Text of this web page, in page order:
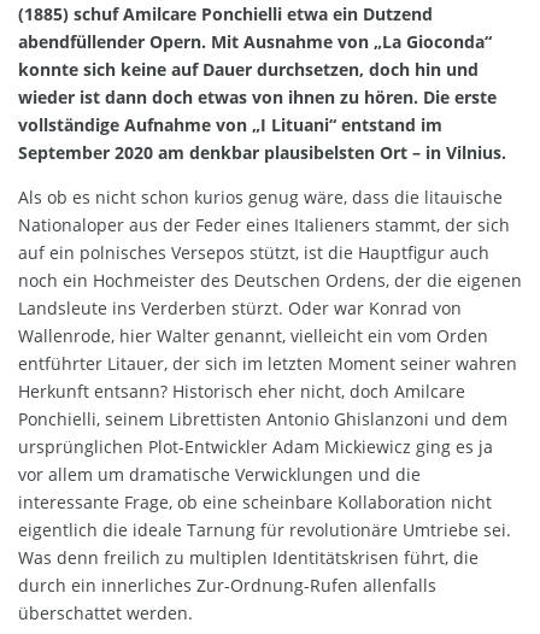
(1885) schuf Amilcare Ponchielli etwa ein Dutzend
abendfüllender Opern. Mit Ausnahme von „La Gioconda“
konnte sich keine auf Dauer durchsetzen, doch hin und
wieder ist dann doch etwas von ihnen zu hören. Die erste
vollständige Aufnahme von „I Lituani“ entstand im
September 2020 am denkbar plausibelsten Ort – in Vilnius.
Als ob es nicht schon kurios genug wäre, dass die litauische
Nationaloper aus der Feder eines Italieners stammt, der sich
auf ein polnisches Versepos stützt, ist die Hauptfigur auch
noch ein Hochmeister des Deutschen Ordens, der die eigenen
Landsleute ins Verderben stürzt. Oder war Konrad von
Wallenrode, hier Walter genannt, vielleicht ein vom Orden
entführter Litauer, der sich im letzten Moment seiner wahren
Herkunft entsann? Historisch eher nicht, doch Amilcare
Ponchielli, seinem Librettisten Antonio Ghislanzoni und dem
ursprünglichen Plot-Entwickler Adam Mickiewicz ging es ja
vor allem um dramatische Verwicklungen und die
interessante Frage, ob eine scheinbare Kollaboration nicht
eigentlich die ideale Tarnung für revolutionäre Umtriebe sei.
Was denn freilich zu multiplen Identitätskrisen führt, die
durch ein innerliches Zur-Ordnung-Rufen allenfalls
überschattet werden.